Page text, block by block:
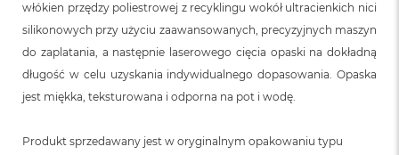
włókien przędzy poliestrowej z recyklingu wokół ultracienkich nici
silikonowych przy użyciu zaawansowanych, precyzyjnych maszyn
do zaplatania, a następnie laserowego cięcia opaski na dokładną
długość w celu uzyskania indywidualnego dopasowania. Opaska
jest miękka, teksturowana i odporna na pot i wodę.
Produkt sprzedawany jest w oryginalnym opakowaniu typu